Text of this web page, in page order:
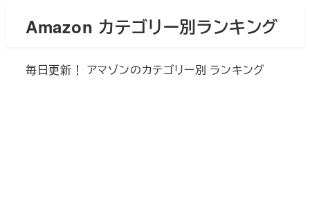
Amazon カテゴリー別ランキング
毎日更新！ アマゾンのカテゴリー別 ランキング